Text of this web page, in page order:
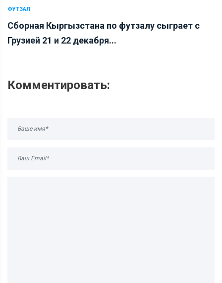
ФУТЗАЛ
Сборная Кыргызстана по футзалу сыграет с
Грузией 21 и 22 декабря...
Комментировать: